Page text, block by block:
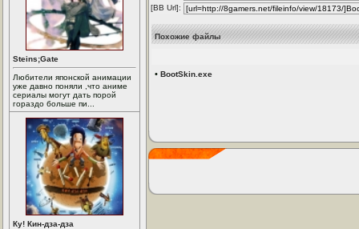
Steins;Gate
Любители японской анимации
уже давно поняли ,что аниме
сериалы могут дать порой
гораздо больше пи...
Ку! Кин-дза-дза
[BB Url]:
Похожие файлы
• BootSkin.exe